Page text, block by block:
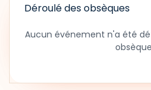
Déroulé des obsèques
Aucun événement n'a été